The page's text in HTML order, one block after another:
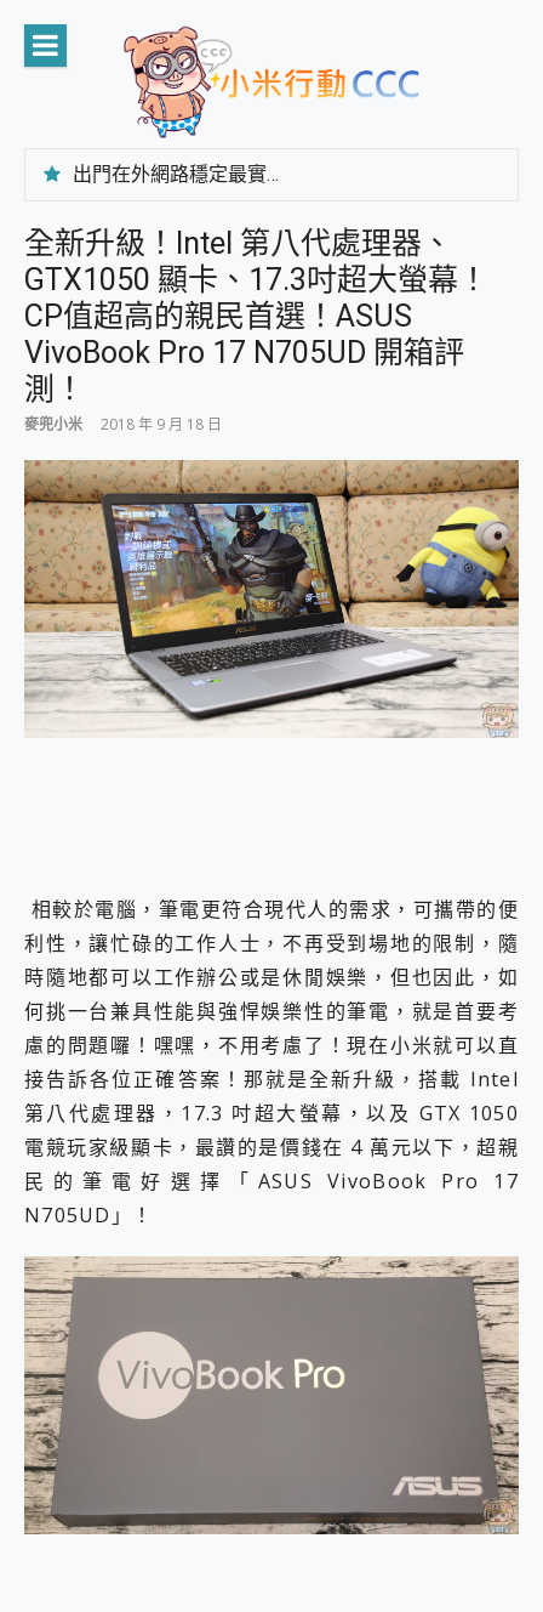
content
出門在外網路穩定最實在 「台灣大哥大」榮獲 4G/5G 在線率全球 NO.3 全台第一與全台六冠王實測心得，走到哪順到哪！
CP 值天花板~ Bongcom BS5 足球君開箱~ 短焦投影機 3千元就能擁有！ 折扣碼在這～
專為 PC上的 XBOX和掌機設計的 FireCuda X1070 SSD 固態硬碟開箱 評測
台灣製攝影機在這裡，100%全無線設計 SpotCam Solo Eco 太陽能防水雲端攝影機 SpotCam Solo 3 2.5K高畫質戶外攝影機 開箱 評測
電力超超超持久 MSI 微星 Prestige 14 AI+ D3MG-031TW 14吋 開箱評價，AI輕薄商務筆電 Copilot+ PC
超懂拍、耐用 AI 街拍機~ realme 16 Pro 開箱評價~ 2 億畫素 LumaColor 影像、持久續航與 IP69K 高防護
防窺黑科技 Galaxy S26 Ultra系列保護貼怎麼選？imos AR 低反光玻璃、藍寶石鏡頭貼與軍規防摔殼完整開箱評價
好用的 EaseUS Partition Master 讓您輕鬆的移除與格式化有防寫保護的隨身碟或SD卡
一鍵修復模糊影片、舊照的 AI 好幫手! VideoProc Converter AI 新版全解析 × 年末優惠，一篇全看懂
小朋友才做選擇 投影機 RGB藍牙音響 氛圍情境燈 我通通都要！ Starfish 2 幻彩膠囊投影機｜結合「 智慧投影 & 煥彩流動 」的沈浸式生活新體驗
外型超吸晴~ 給您絕佳操控體驗 GravaStar Mercury K1 系列 異星機械鍵盤與 Mercury X 系列 輕量無線電競滑鼠 開箱 評測
開箱~變身「蜘蛛人」椅子軍師！MSI MPG 491CQP QD-OLED 超寬曲面電競螢幕，多工辦公、爽度滿滿的終極桌面體驗
iPhone 17 系列 有認證的防護來囉！ imos 首家導入 UL MCV 行銷宣告驗證的手機配件品牌
DJI Osmo Pocket 3 爽爽帶回家 歡慶 EaseUS 21 週年到來，「Slogan 海報徵稿活動」好康大放送
小巧好吸不擋鏡頭 有Qi2認證的 ONPRO MagReact MXs2 5000mAh薄型磁吸無線急速行動電源 開箱 評測
寶可夢飛人外掛iToolab AnyGo全新升級，GO Fest 五折優惠嗨翻天！支援 iOS/Android！
您的專屬AI 助手 Yoga Slim 7 Aura Edition 觸控AI筆電 開箱 評測
realme 14 Pro 超硬軍規、冰感變色實測，realme 14 5G 遊戲戰鬥值爆表，效能x娛樂全都要！
iPhone、Apple Watch、AirPods耳機 三個設備充電一起搞定 ONPRO MagReact™ M3 3 in 1可攜摺疊無線充電器 開箱 評測
動靜皆宜「HUAWEI FreeArc」開放式耳掛耳機，無感配戴! 超穩超服貼，音質、通話也很優質
好玩好拍 vivo V50 ~ 口袋裡的 Zeiss 潮流攝影棚!
25種洗烘模式一機搞定! Roborock 衣莉莎白 H1 Neo分子篩洗脫烘 AI 滾筒洗衣機
給 MSI Claw 系列電競掌機 最完美的家 MSI Nest Docking Station 掌機專屬擴充底座 開箱 評測
B&O 精品級音響! Home+ 中嘉寬頻 SoundBox 劇院串流盒 開箱 評測
2億 APO蔡司長焦神機降臨~ vivo X200 Pro、vivo X200 就是這麼好拍
EaseUS Vocal Remover 免費線上去聲器一鍵去除人聲 人聲 音樂分離 2024 消除人聲推薦
3 個超值 MHN 飛人工具分享~~ iToolab AnyGo 魔物獵人 Now飛人 ios教學 不出門也可以到處走
Locawhere AnyTo 寶可夢飛人 AnyTo 不出門也可以飛遍全世界
磁碟系統大風吹 有了 磁碟管理程式 EaseUS Partition Master 就是這麼簡單
MSI Claw 掌機專屬配件包 來囉 完美保護 MSI Claw A1M-026TW 電競掌機
近八千元的 Soundcore Liberty 5 Pro Max，有螢幕的耳機會是智商稅嗎?
ASUS Pad 全面應援 Me Time，加碼愛奇藝黃金雙周卡體驗，專案價最低 NT$0 起
全新升級！Intel 第八代處理器、
GTX1050 顯卡、17.3吋超大螢幕！
CP值超高的親民首選！ASUS
VivoBook Pro 17 N705UD 開箱評
測！
麥兜小米 2018 年 9 月 18 日
相較於電腦，筆電更符合現代人的需求，可攜帶的便
利性，讓忙碌的工作人士，不再受到場地的限制，隨
時隨地都可以工作辦公或是休閒娛樂，但也因此，如
何挑一台兼具性能與強悍娛樂性的筆電，就是首要考
慮的問題囉！嘿嘿，不用考慮了！現在小米就可以直
接告訴各位正確答案！那就是全新升級，搭載 Intel
第八代處理器，17.3 吋超大螢幕，以及 GTX 1050
電競玩家級顯卡，最讚的是價錢在 4 萬元以下，超親
民的筆電好選擇「ASUS VivoBook Pro 17
N705UD」！